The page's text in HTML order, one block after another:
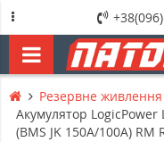
Резервне живлення
Акумулятор LogicPower
(BMS JK 150A/100А) RM